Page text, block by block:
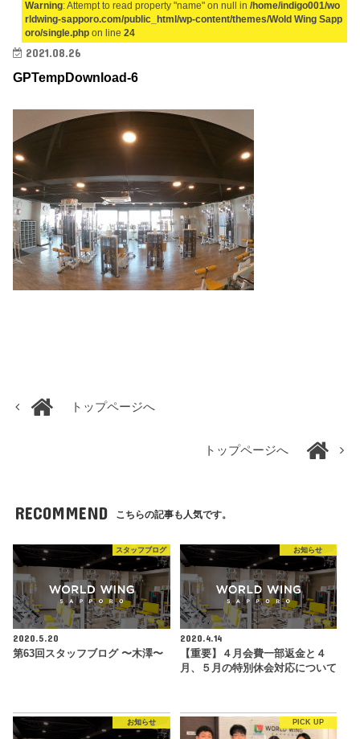
Warning: Attempt to read property "name" on null in/home/indigo001/wo
rldwing-sapporo.com/public_html/wp-content/themes/Wold Wing Sapp
oro/single.php on line24
2021.08.26
GPTempDownload-6
トップページへ
トップページへ
RECOMMEND こちらの記事も人気です。
スタッフブログ
2020.5.20
第63回スタッフブログ 〜木澤〜
お知らせ
2020.4.14
【重要】４月会費一部返金と４
月、５月の特別休会対応について
お知らせ PICK UP